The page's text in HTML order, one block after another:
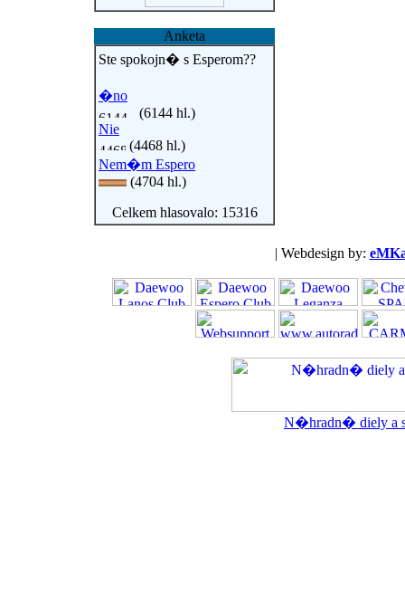
Anketa
Ste spokojn� s Esperom??
�no
(6144 hl.)
Nie
(4468 hl.)
Nem�m Espero
(4704 hl.)
Celkem hlasovalo: 15316
| Webdesign by:
N�hradn� diely a